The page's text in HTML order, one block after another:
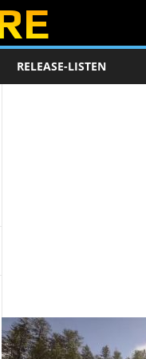
RELEASE-LISTEN